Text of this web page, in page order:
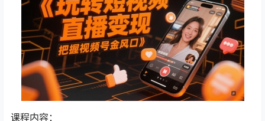
课程内容：